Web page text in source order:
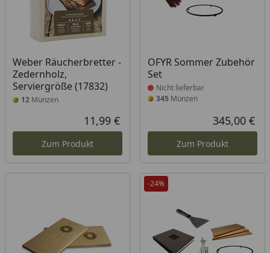
Weber Räucherbretter -
Zedernholz,
Serviergröße (17832)
12 Münzen
Aktueller Preis
11,99 €
Zum Produkt
OFYR Sommer Zubehör
Set
Produkt nicht lieferbar
Nicht lieferbar
345 Münzen
345,00 €
Zum Produkt
-24%